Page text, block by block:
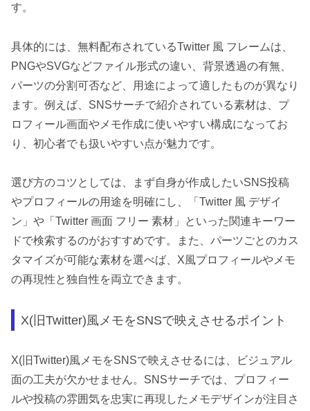
す。
具体的には、無料配布されているTwitter 風 フレームは、
PNGやSVGなどファイル形式の違い、背景透過の有無、
パーツの分割可否など、用途によって適したものが異なり
ます。例えば、SNSサーチで紹介されている素材は、プ
ロフィール画面やメモ作成に使いやすい構成になってお
り、初心者でも扱いやすい点が魅力です。
選び方のコツとしては、まず自身が作成したいSNS投稿
やプロフィールの用途を明確にし、「Twitter 風 デザイ
ン」や「Twitter 画面 フリー 素材」といった関連キーワー
ドで検索するのがおすすめです。また、パーツごとのカス
タマイズが可能な素材を選べば、X風プロフィールやメモ
の再現性と独自性を両立できます。
X(旧Twitter)風メモをSNSで映えさせるポイント
X(旧Twitter)風メモをSNSで映えさせるには、ビジュアル
面の工夫が欠かせません。SNSサーチでは、プロフィー
ルや投稿の雰囲気を忠実に再現したメモデザインが注目さ